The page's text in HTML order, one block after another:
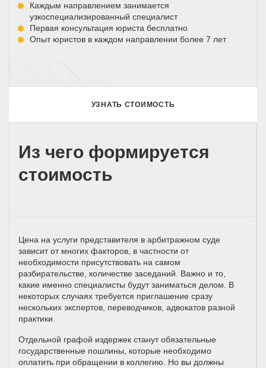
Каждым направлением занимается
узкоспециализированный специалист
Первая консультация юриста бесплатно
Опыт юристов в каждом направлении более 7 лет
УЗНАТЬ СТОИМОСТЬ
Из чего формируется
стоимость
Цена на услуги представителя в арбитражном суде
зависит от многих факторов, в частности от
необходимости присутствовать на самом
разбирательстве, количестве заседаний. Важно и то,
какие именно специалисты будут заниматься делом. В
некоторых случаях требуется приглашение сразу
нескольких экспертов, переводчиков, адвокатов разной
практики.
Отдельной графой издержек станут обязательные
государственные пошлины, которые необходимо
оплатить при обращении в коллегию. Но вы должны